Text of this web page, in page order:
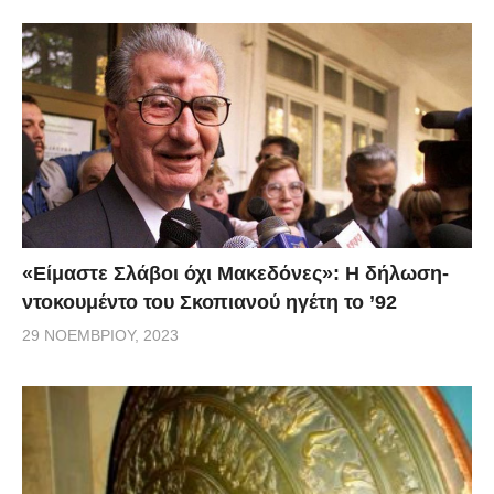
Η Linda είπε ότι την πλησίασε στο σαλόνι του σπιτιού
τους το βράδυ της Κυριακής ενώ ήταν «ιδιαίτερα
ανήσυχος». Προσέθεσε: “Έπιασα τα χέρια του και
τον ρώτησα τι είχε. Κι εκείνος με κοίταξε στα μάτια
και μου είπε: «Θα με παντρευτείς;»” Ξαφνιάστηκα,
αλλά κράτησα την ψυχραιμία μου και είπα: “Αγάπη
μου, ναι, θα ήθελα πολύ να σε παντρευτώ.” Αλλά η
Linda είπε ότι η μεγαλύτερη έκπληξή της ήταν όταν ο
άντρας της θυμήθηκε το πρωί τη συμφωνία τους να
παντρευτούν. Η Linda σκέφτηκε ότι θα ήταν μια καλή
του γάμου του και άρχισε βιαστικά να σχεδιάζει μια
νέα τελετή. Η Linda έστειλε μία έκκληση στην
ιστοσελίδα της κοινότητά της, στις υπηρεσίες γάμου,
και «εξεπλάγη» από την απάντηση που έλαβε. Ένας
«Είμαστε Σλάβοι όχι Μακεδόνες»: Η δήλωση-
ντοκουμέντο του Σκοπιανού ηγέτη το ’92
29 ΝΟΕΜΒΡΊΟΥ, 2023